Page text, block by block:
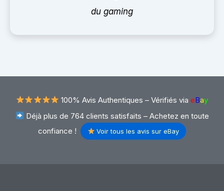
du gaming
100% Avis Authentiques – Vérifiés via eBay
Déjà plus de 764 clients satisfaits – Achetez en toute
confiance !
Voir tous les avis sur eBay